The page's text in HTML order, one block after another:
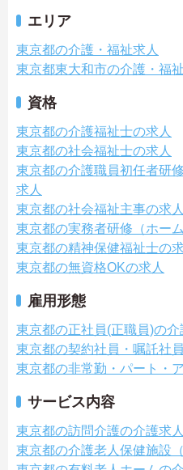
エリア
東京都の介護・福祉求人
東京都東大和市の介護・福
資格
東京都の介護福祉士の求人
東京都の社会福祉士の求人
東京都の介護職員初任者研
求人
東京都の社会福祉主事の求人
東京都の実務者研修（ホー
東京都の精神保健福祉士の
東京都の無資格OKの求人
雇用形態
東京都の正社員(正職員)の介
東京都の契約社員・嘱託社
東京都の非常勤・パート・
サービス内容
東京都の訪問介護の介護求人
東京都の介護老人保健施設